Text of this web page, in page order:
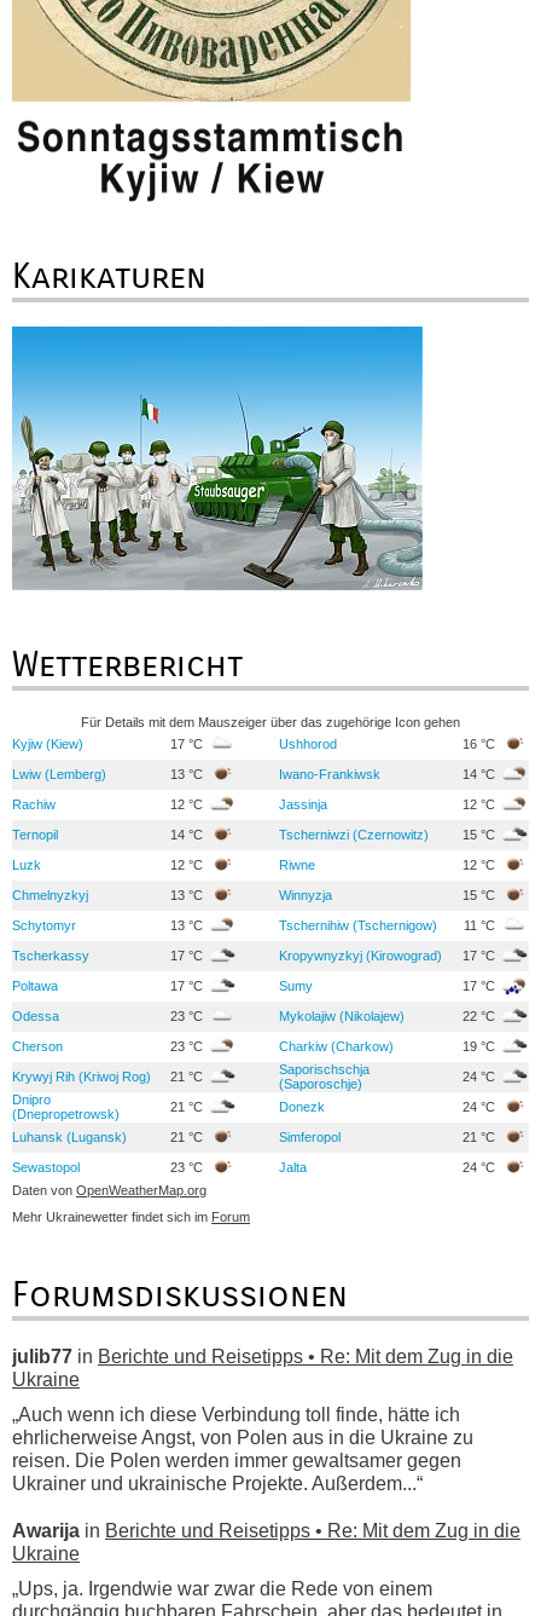
Karikaturen
Wetterbericht
Für Details mit dem Mauszeiger über das zugehörige Icon gehen
Kyjiw (Kiew)
17 °C Ushhorod 16 °C
Lwiw (Lemberg) 13 °C Iwano-Frankiwsk 14 °C
Rachiw 12 °C Jassinja 12 °C
Ternopil 14 °C Tscherniwzi (Czernowitz) 15 °C
Luzk 12 °C Riwne 12 °C
Chmelnyzkyj 13 °C Winnyzja 15 °C
Schytomyr 13 °C Tschernihiw (Tschernigow) 11 °C
Tscherkassy 17 °C Kropywnyzkyj (Kirowograd) 17 °C
Poltawa 17 °C Sumy 17 °C
Odessa 23 °C Mykolajiw (Nikolajew) 22 °C
Cherson 23 °C Charkiw (Charkow) 19 °C
Krywyj Rih (Kriwoj Rog) 21 °C
Saporischschja
(Saporoschje)
24 °C
Dnipro
(Dnepropetrowsk)
21 °C Donezk 24 °C
Luhansk (Lugansk) 21 °C Simferopol 21 °C
Sewastopol 23 °C Jalta
24 °C
Daten von OpenWeatherMap.org
Mehr Ukrainewetter findet sich im Forum
Forumsdiskussionen
julib77 in Berichte und Reisetipps • Re: Mit dem Zug in die
Ukraine
„Auch wenn ich diese Verbindung toll finde, hätte ich
ehrlicherweise Angst, von Polen aus in die Ukraine zu
reisen. Die Polen werden immer gewaltsamer gegen
Ukrainer und ukrainische Projekte. Außerdem...“
Awarija in Berichte und Reisetipps • Re: Mit dem Zug in die
Ukraine
„Ups, ja. Irgendwie war zwar die Rede von einem
durchgängig buchbaren Fahrschein, aber das bedeutet in